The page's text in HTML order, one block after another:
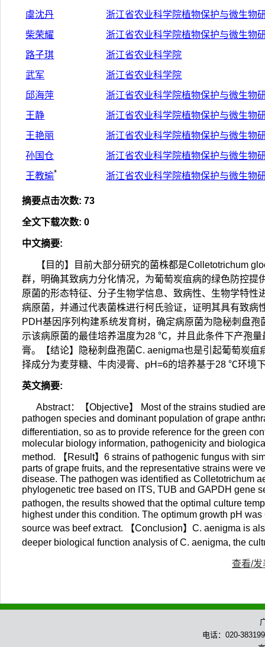
虞沈丹
浙江省农业科学院植物保护与微生物
柴荣耀
浙江省农业科学院植物保护与微生物
路子琪
浙江省农业科学院
武军
浙江省农业科学院
邱海萍
浙江省农业科学院植物保护与微生物
王静
浙江省农业科学院植物保护与微生物
王艳丽
浙江省农业科学院植物保护与微生物
孙国仓
浙江省农业科学院植物保护与微生物
王教瑜* 浙江省农业科学院植物保护与微生物
摘要点击次数: 73
全文下载次数: 0
中文摘要:
【目的】目前大部分研究的菌株都是Colletotrichum
群，明确其致病力分化情况，为葡萄炭疽病的绿色防控
原菌的形态特征、分子生物学信息、致病性、生物学特
病原菌，并通过代表菌株进行柯氏验证，证明其具有致
PDH基因序列构建系统发育树，确定病原菌为隐秘刺盘
示该病原菌的最佳培养温度为28 ℃，并且此条件下产孢
膏。【结论】隐秘刺盘孢菌C. aenigma也是引起葡萄炭
择成分为麦芽糖、牛肉浸膏、pH=6的培养基于28 ℃环境
英文摘要:
Abstract：【Objective】 Most of the strains studied
pathogen species and dominant population of grape
differentiation, so as to provide reference for the green
molecular biology information, pathogenicity and
method. 【Result】6 strains of pathogenic fungus with
parts of grape fruits, and the representative strains were
disease. The pathogen was identified as Colletotrichum
phylogenetic tree based on ITS, TUB and GAPDH gene
pathogen, the results showed that the optimal culture
highest under this condition. The optimum growth pH
source was beef extract. 【Conclusion】C. aenigma is
deeper biological function analysis of C. aenigma, the
查看/发
电话：020-